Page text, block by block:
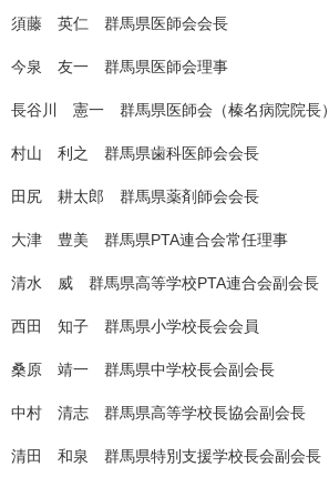
​須藤 英仁 群馬県医師会会長
今泉 友一 群馬県医師会理事
長谷川 憲一 群馬県医師会（榛名病院院長）
村山 利之 群馬県歯科医師会会長
田尻 耕太郎 群馬県薬剤師会会長
大津 豊美 群馬県PTA連合会常任理事
清水 威 群馬県高等学校PTA連合会副会長
西田 知子 群馬県小学校長会会員
桑原 靖一 群馬県中学校長会副会長
中村 清志 群馬県高等学校長協会副会長
清田 和泉 群馬県特別支援学校長会副会長